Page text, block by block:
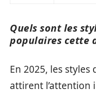
Quels sont les
populaires cette
En 2025, les styles
attirent l’attention